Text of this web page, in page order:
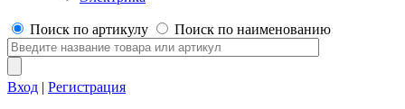
Поиск по артикулу Поиск по наименованию
Вход | Регистрация